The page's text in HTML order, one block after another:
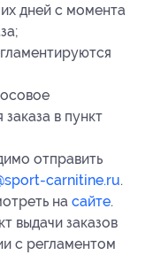
дней с момента
в пункт
отправить
carnitine.ru.
на сайте.
выдачи заказов
с регламентом